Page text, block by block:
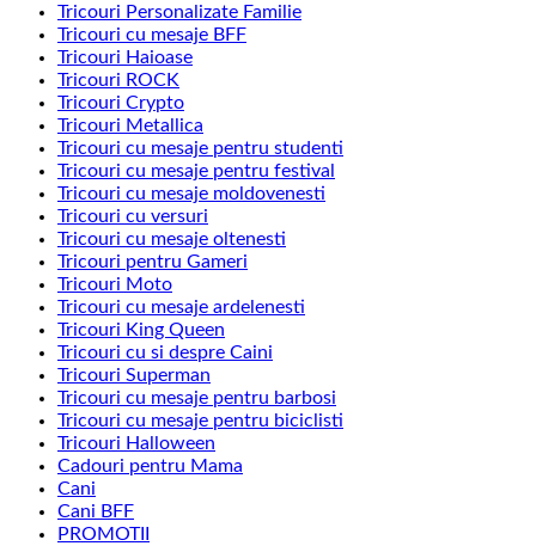
Tricouri Personalizate Familie
Tricouri cu mesaje BFF
Tricouri Haioase
Tricouri ROCK
Tricouri Crypto
Tricouri Metallica
Tricouri cu mesaje pentru studenti
Tricouri cu mesaje pentru festival
Tricouri cu mesaje moldovenesti
Tricouri cu versuri
Tricouri cu mesaje oltenesti
Tricouri pentru Gameri
Tricouri Moto
Tricouri cu mesaje ardelenesti
Tricouri King Queen
Tricouri cu si despre Caini
Tricouri Superman
Tricouri cu mesaje pentru barbosi
Tricouri cu mesaje pentru biciclisti
Tricouri Halloween
Cadouri pentru Mama
Cani
Cani BFF
PROMOTII